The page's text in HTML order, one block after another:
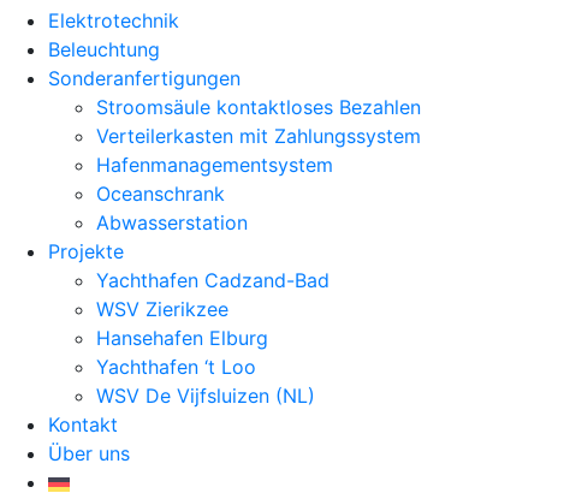
Elektrotechnik
Beleuchtung
Sonderanfertigungen
Stroomsäule kontaktloses Bezahlen
Verteilerkasten mit Zahlungssystem
Hafenmanagementsystem
Oceanschrank
Abwasserstation
Projekte
Yachthafen Cadzand-Bad
WSV Zierikzee
Hansehafen Elburg
Yachthafen ‘t Loo
WSV De Vijfsluizen (NL)
Kontakt
Über uns